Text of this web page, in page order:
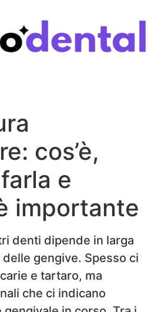
cos’è,
e
importante
denti dipende in larga
gengive. Spesso ci
e tartaro, ma
che ci indicano